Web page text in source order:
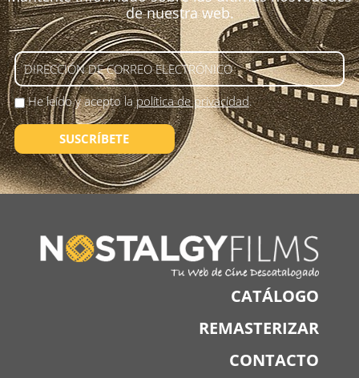
de nuestra web.
He leído y acepto lapolítica de privacidad.
SUSCRÍBETE
CATÁLOGO
REMASTERIZAR
CONTACTO